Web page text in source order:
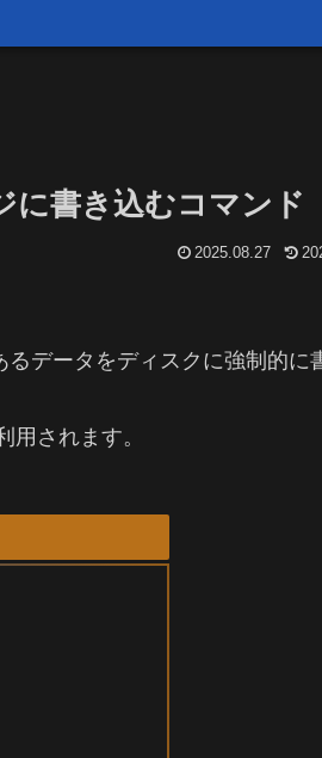
に書き込むコマンド
2025.08.27
データをディスクに強制的に
されます。